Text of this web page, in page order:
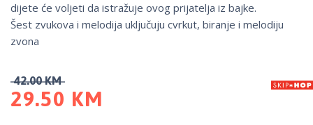
dijete će voljeti da istražuje ovog prijatelja iz bajke.
Šest zvukova i melodija uključuju cvrkut, biranje i melodiju
zvona
42.00KM
29.50 KM